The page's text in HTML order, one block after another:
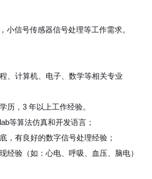
小信号传感器信号处理等工作需求。
、计算机、电子、数学等相关专业
历，3 年以上工作经验。
等算法仿真和开发语言；
，有良好的数字信号处理经验；
经验（如：心电、呼吸、血压、脑电）